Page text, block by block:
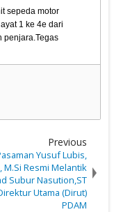
sepeda motor
1 ke 4e dari
penjara.Tegas
Previous
Yusuf Lubis,
M.Si Resmi Melantik
Subur Nasution,ST
Utama (Dirut)
PDAM